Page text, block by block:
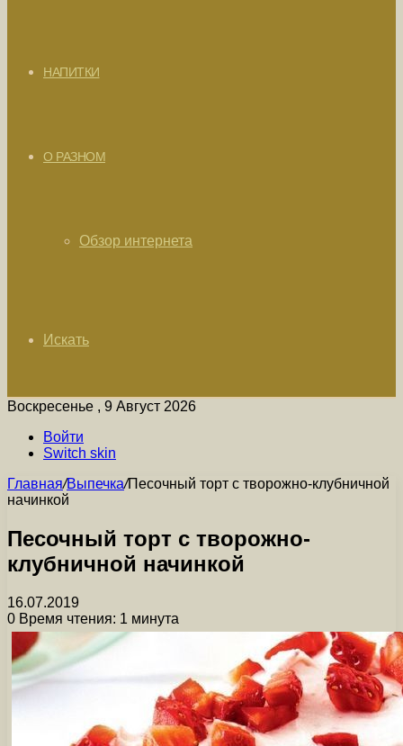
НАПИТКИ
О РАЗНОМ
Обзор интернета
Искать
Воскресенье , 9 Август 2026
Войти
Switch skin
Главная/Выпечка/Песочный торт с творожно-клубничной
начинкой
Песочный торт с творожно-
клубничной начинкой
16.07.2019
0 Время чтения: 1 минута